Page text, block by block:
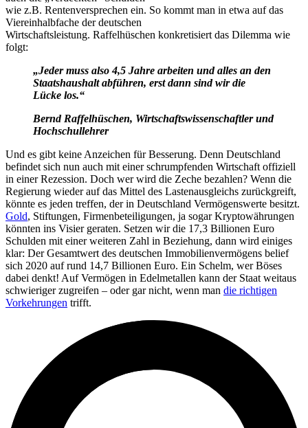
wie z.B. Rentenversprechen ein. So kommt man in etwa auf das
Viereinhalbfache der deutschen
Wirtschaftsleistung. Raffelhüschen konkretisiert das Dilemma wie
folgt:
„Jeder muss also 4,5 Jahre arbeiten und alles an den
Staatshaushalt abführen, erst dann sind wir die
Lücke los.“
Bernd Raffelhüschen, Wirtschaftswissenschaftler und
Hochschullehrer
Und es gibt keine Anzeichen für Besserung. Denn Deutschland
befindet sich nun auch mit einer schrumpfenden Wirtschaft offiziell
in einer Rezession. Doch wer wird die Zeche bezahlen? Wenn die
Regierung wieder auf das Mittel des Lastenausgleichs zurückgreift,
könnte es jeden treffen, der in Deutschland Vermögenswerte besitzt.
Gold, Stiftungen, Firmenbeteiligungen, ja sogar Kryptowährungen
könnten ins Visier geraten. Setzen wir die 17,3 Billionen Euro
Schulden mit einer weiteren Zahl in Beziehung, dann wird einiges
klar: Der Gesamtwert des deutschen Immobilienvermögens belief
sich 2020 auf rund 14,7 Billionen Euro. Ein Schelm, wer Böses
dabei denkt! Auf Vermögen in Edelmetallen kann der Staat weitaus
schwieriger zugreifen – oder gar nicht, wenn man die richtigen
Vorkehrungen trifft.